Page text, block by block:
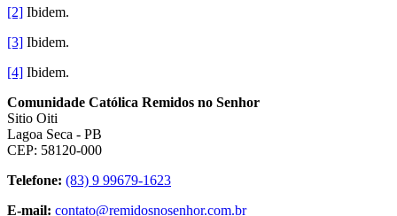
[2] Ibidem.
[3] Ibidem.
[4] Ibidem.
Comunidade Católica Remidos no Senhor
Sitio Oiti
Lagoa Seca - PB
CEP: 58120-000
Telefone: (83) 9 99679-1623
E-mail: contato@remidosnosenhor.com.br